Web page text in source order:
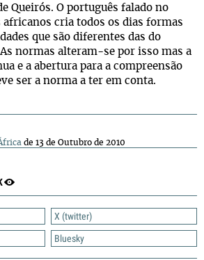
X (twitter)
Bluesky
Queirós. O português falado no
africanos cria todos os dias formas
que são diferentes das do
normas alteram-se por isso mas a
e a abertura para a compreensão
ser a norma a ter em conta.
de 13 de Outubro de 2010